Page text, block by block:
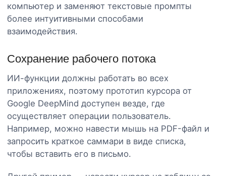
компьютер и заменяют текстовые промпты
более интуитивными способами
взаимодействия.
Сохранение рабочего потока
ИИ-функции должны работать во всех
приложениях, поэтому прототип курсора от
Google DeepMind доступен везде, где
осуществляет операции пользователь.
Например, можно навести мышь на PDF-файл и
запросить краткое саммари в виде списка,
чтобы вставить его в письмо.